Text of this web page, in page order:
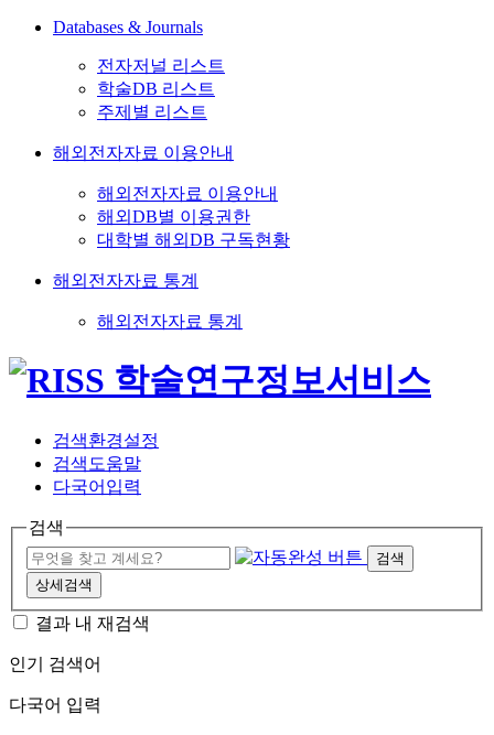
Databases & Journals
전자저널 리스트
학술DB 리스트
주제별 리스트
해외전자자료 이용안내
해외전자자료 이용안내
해외DB별 이용권한
대학별 해외DB 구독현황
해외전자자료 통계
해외전자자료 통계
검색환경설정
검색도움말
다국어입력
검색
검색
상세검색
결과 내 재검색
인기 검색어
다국어 입력